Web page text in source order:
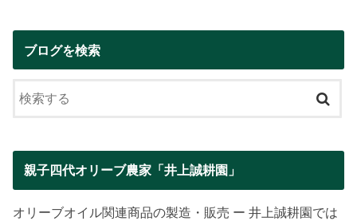
ブログを検索
親子四代オリーブ農家「井上誠耕園」
オリーブオイル関連商品の製造・販売 ー 井上誠耕園では